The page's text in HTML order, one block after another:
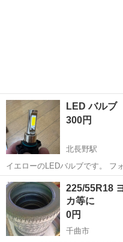
LED バル
300円
北長野駅
イエローのLEDバルブです。 フ
えると思うので欲しい方がいた
に載せてありますのでご確認く
長野 長野市
225/55R18
カ等に
0円
千曲市